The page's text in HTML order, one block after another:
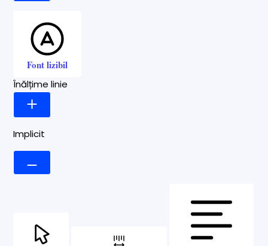
Font lizibil
Înălțime linie
Implicit